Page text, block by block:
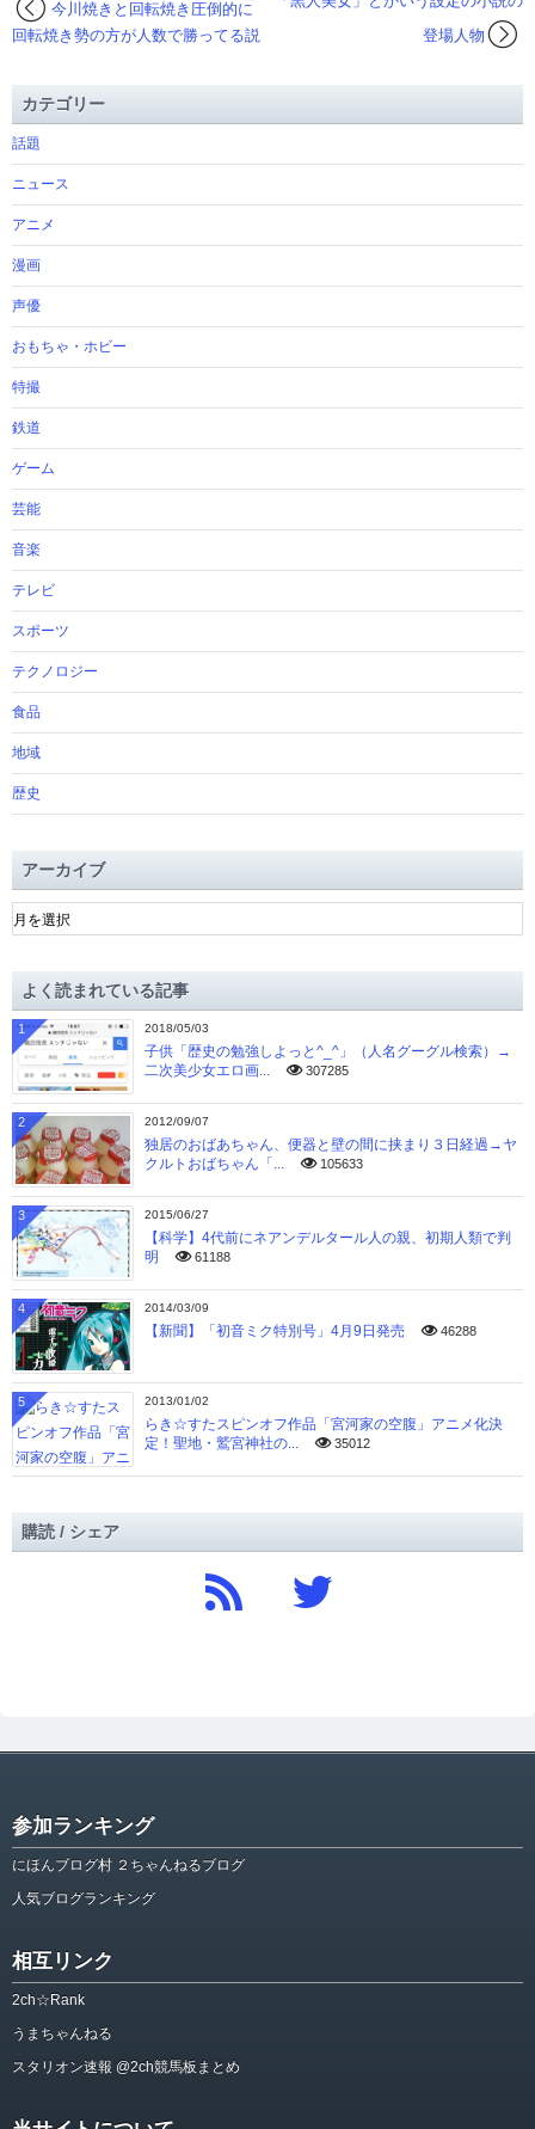
登場人物
今川焼きと回転焼き圧倒的に
回転焼き勢の方が人数で勝ってる説
カテゴリー
話題
ニュース
アニメ
漫画
声優
おもちゃ・ホビー
特撮
鉄道
ゲーム
芸能
音楽
テレビ
スポーツ
テクノロジー
食品
地域
歴史
アーカイブ
ア
ー
ブよく読まれている記事
2018/05/03
子供「歴史の勉強しよっと^_^」（人名グーグル検索）→
二次美少女エロ画...
307285
1
2012/09/07
独居のおばあちゃん、便器と壁の間に挟まり３日経過→ヤ
クルトおばちゃん「...
105633
2
2015/06/27
【科学】4代前にネアンデルタール人の親、初期人類で判
明
61188
3
2014/03/09
【新聞】「初音ミク特別号」4月9日発売 46288
4
2013/01/02
らき☆すたスピンオフ作品「宮河家の空腹」アニメ化決
定！聖地・鷲宮神社の...
35012
5
購読 / シェア
参加ランキング
にほんブログ村 ２ちゃんねるブログ
人気ブログランキング
相互リンク
2ch☆Rank
うまちゃんねる
スタリオン速報 @2ch競馬板まとめ